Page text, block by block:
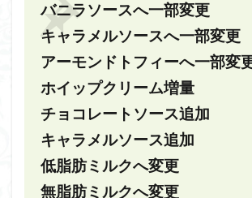
バニラソースへ一部変更
キャラメルソースへ一部変更
アーモンドトフィーへ一部変
ホイップクリーム増量
チョコレートソース追加
キャラメルソース追加
低脂肪ミルクへ変更
無脂肪ミルクへ変更